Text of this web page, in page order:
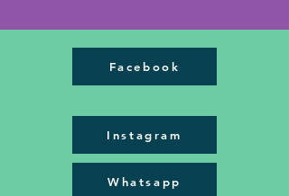
Facebook
Instagram
Whatsapp